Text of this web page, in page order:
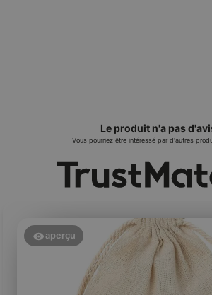
Le produit n'a pas
Vous pourriez être intéressé par d'autres
aperçu